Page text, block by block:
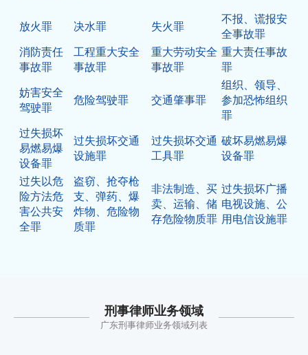
放火罪 决水罪 失火罪
不报、谎报安
全事故罪
消防责任
事故罪
工程重大安全
事故罪
重大劳动安全
事故罪
重大责任事故
罪
妨害安全
驾驶罪
危险驾驶罪 交通肇事罪
组织、领导、
参加恐怖组织
罪
过失损坏
易燃易爆
设备罪
过失损坏交通
设施罪
过失损坏交通
工具罪
破坏易燃易爆
设备罪
过失以危
险方法危
害公共安
全罪
盗窃、抢夺枪
支、弹药、爆
炸物、危险物
质罪
非法制造、买
卖、运输、储
存危险物质罪
过失损坏广播
电视设施、公
用电信设施罪
刑事律师业务领域
广东刑事律师业务领域列表